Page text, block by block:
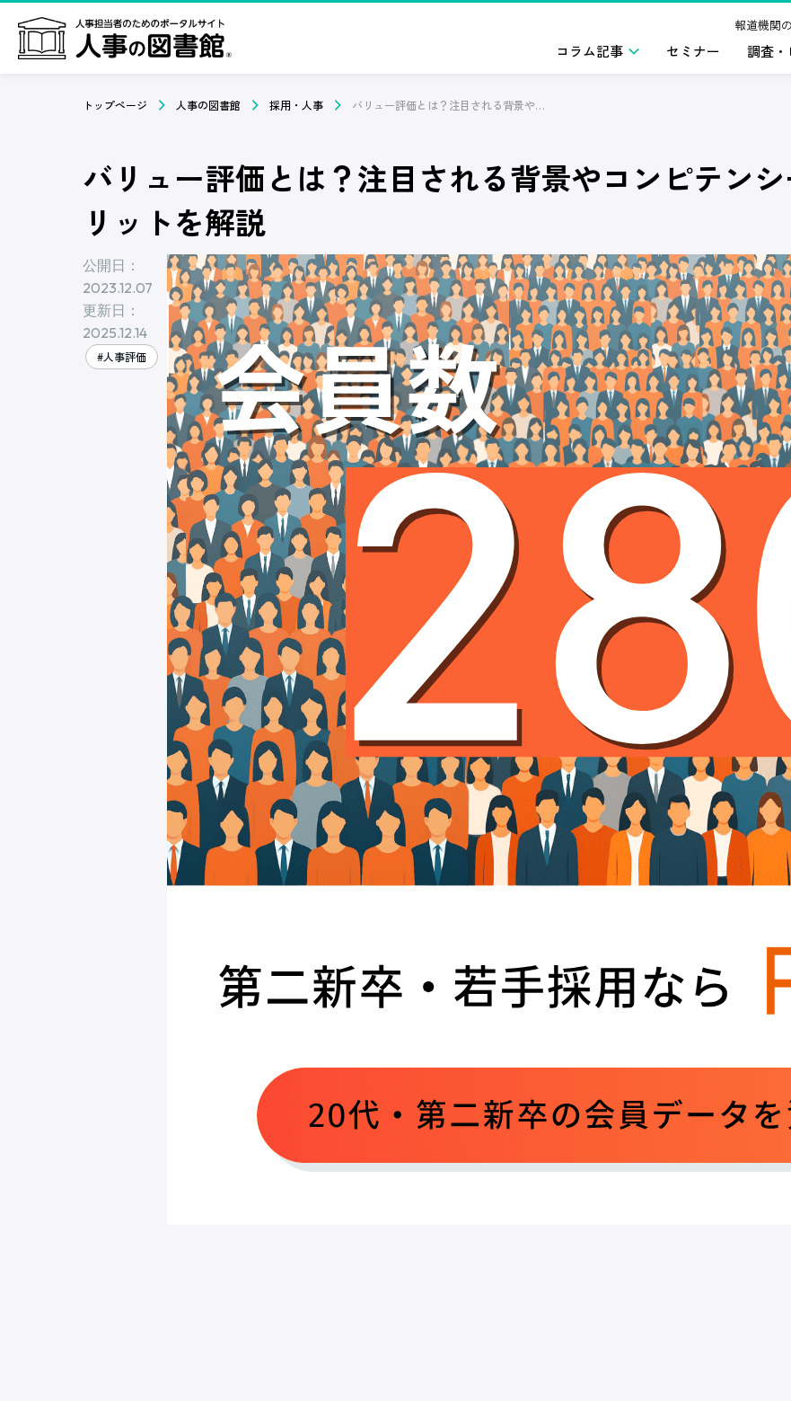
報道機関
コラム記事 セミナー 調査・
トップページ 人事の図書館 採用・人事 バリュー評価とは？注目される背景やコンピテンシー評価との違い、導入メリットを解説
バリュー評価とは？注目される背景やコンピテン
リットを解説
公開日：
2023.12.07
更新日：
2025.12.14
#人事評価